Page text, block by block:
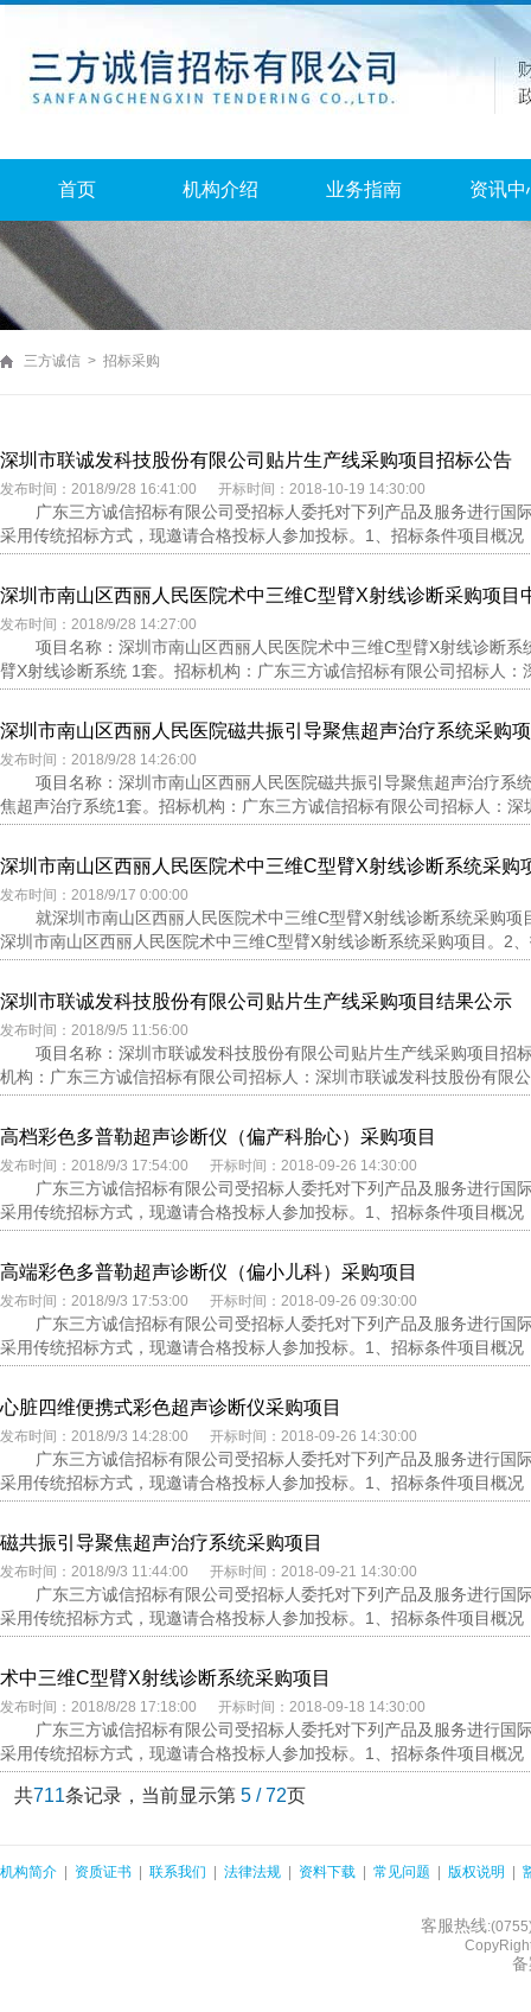
首页 机构介绍 业务指南 资讯中
三方诚信 > 招标采购
深圳市联诚发科技股份有限公司贴片生产线采购项目招标公告
发布时间：2018/9/28 16:41:00 开标时间：2018-10-19 14:30:00
广东三方诚信招标有限公司受招标人委托对下列产品及服务进行
采用传统招标方式，现邀请合格投标人参加投标。1、招标条件项目概
深圳市南山区西丽人民医院术中三维C型臂X射线诊断采购项目
发布时间：2018/9/28 14:27:00
项目名称：深圳市南山区西丽人民医院术中三维C型臂X射线诊断
臂X射线诊断系统 1套。招标机构：广东三方诚信招标有限公司招标人：
深圳市南山区西丽人民医院磁共振引导聚焦超声治疗系统采购
发布时间：2018/9/28 14:26:00
项目名称：深圳市南山区西丽人民医院磁共振引导聚焦超声治疗
焦超声治疗系统1套。招标机构：广东三方诚信招标有限公司招标人：
深圳市南山区西丽人民医院术中三维C型臂X射线诊断系统采购
发布时间：2018/9/17 0:00:00
就深圳市南山区西丽人民医院术中三维C型臂X射线诊断系统采购
深圳市南山区西丽人民医院术中三维C型臂X射线诊断系统采购项目。2
深圳市联诚发科技股份有限公司贴片生产线采购项目结果公示
发布时间：2018/9/5 11:56:00
项目名称：深圳市联诚发科技股份有限公司贴片生产线采购项目
机构：广东三方诚信招标有限公司招标人：深圳市联诚发科技股份有限
高档彩色多普勒超声诊断仪（偏产科胎心）采购项目
发布时间：2018/9/3 17:54:00 开标时间：2018-09-26 14:30:00
广东三方诚信招标有限公司受招标人委托对下列产品及服务进行
采用传统招标方式，现邀请合格投标人参加投标。1、招标条件项目概
高端彩色多普勒超声诊断仪（偏小儿科）采购项目
发布时间：2018/9/3 17:53:00 开标时间：2018-09-26 09:30:00
广东三方诚信招标有限公司受招标人委托对下列产品及服务进行
采用传统招标方式，现邀请合格投标人参加投标。1、招标条件项目概
心脏四维便携式彩色超声诊断仪采购项目
发布时间：2018/9/3 14:28:00 开标时间：2018-09-26 14:30:00
广东三方诚信招标有限公司受招标人委托对下列产品及服务进行
采用传统招标方式，现邀请合格投标人参加投标。1、招标条件项目概
磁共振引导聚焦超声治疗系统采购项目
发布时间：2018/9/3 11:44:00 开标时间：2018-09-21 14:30:00
广东三方诚信招标有限公司受招标人委托对下列产品及服务进行
采用传统招标方式，现邀请合格投标人参加投标。1、招标条件项目概
术中三维C型臂X射线诊断系统采购项目
发布时间：2018/8/28 17:18:00 开标时间：2018-09-18 14:30:00
广东三方诚信招标有限公司受招标人委托对下列产品及服务进行
采用传统招标方式，现邀请合格投标人参加投标。1、招标条件项目概
共711条记录，当前显示第 5 / 72页
机构简介 资质证书 联系我们 法律法规 资料下载 常见问题 版权说明
客服热线